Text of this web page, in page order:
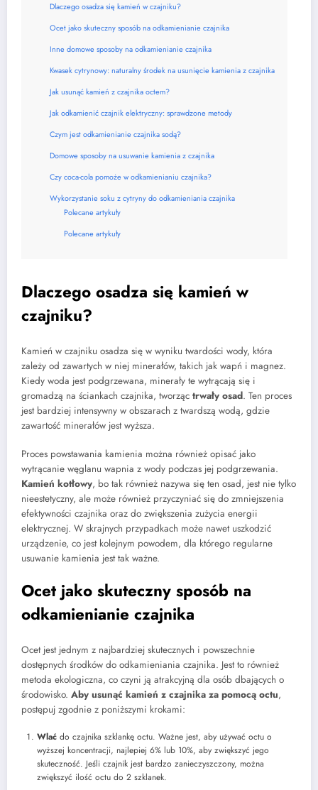
Dlaczego osadza się kamień w czajniku?
Ocet jako skuteczny sposób na odkamienianie czajnika
Inne domowe sposoby na odkamienianie czajnika
Kwasek cytrynowy: naturalny środek na usunięcie kamienia z czajnika
Jak usunąć kamień z czajnika octem?
Jak odkamienić czajnik elektryczny: sprawdzone metody
Czym jest odkamienianie czajnika sodą?
Domowe sposoby na usuwanie kamienia z czajnika
Czy coca-cola pomoże w odkamienianiu czajnika?
Wykorzystanie soku z cytryny do odkamieniania czajnika
Polecane artykuły
Polecane artykuły
Dlaczego osadza się kamień w
czajniku?
Kamień w czajniku osadza się w wyniku twardości wody, która
zależy od zawartych w niej minerałów, takich jak wapń i magnez.
Kiedy woda jest podgrzewana, minerały te wytrącają się i
gromadzą na ściankach czajnika, tworząc trwały osad. Ten proces
jest bardziej intensywny w obszarach z twardszą wodą, gdzie
zawartość minerałów jest wyższa.
Proces powstawania kamienia można również opisać jako
wytrącanie węglanu wapnia z wody podczas jej podgrzewania.
Kamień kotłowy, bo tak również nazywa się ten osad, jest nie tylko
nieestetyczny, ale może również przyczyniać się do zmniejszenia
efektywności czajnika oraz do zwiększenia zużycia energii
elektrycznej. W skrajnych przypadkach może nawet uszkodzić
urządzenie, co jest kolejnym powodem, dla którego regularne
usuwanie kamienia jest tak ważne.
Ocet jako skuteczny sposób na
odkamienianie czajnika
Ocet jest jednym z najbardziej skutecznych i powszechnie
dostępnych środków do odkamieniania czajnika. Jest to również
metoda ekologiczna, co czyni ją atrakcyjną dla osób dbających o
środowisko. Aby usunąć kamień z czajnika za pomocą octu,
postępuj zgodnie z poniższymi krokami:
Wlać do czajnika szklankę octu. Ważne jest, aby używać octu o
wyższej koncentracji, najlepiej 6% lub 10%, aby zwiększyć jego
skuteczność. Jeśli czajnik jest bardzo zanieczyszczony, można
zwiększyć ilość octu do 2 szklanek.